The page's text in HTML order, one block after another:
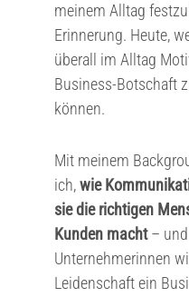
meinem Alltag
Erinnerung. Heute,
überall im Alltag
Business-Botschaft
können.
Mit meinem
ich,wie
sie die richtigen
Kunden macht– und
Unternehmerinnen
Leidenschaft ein